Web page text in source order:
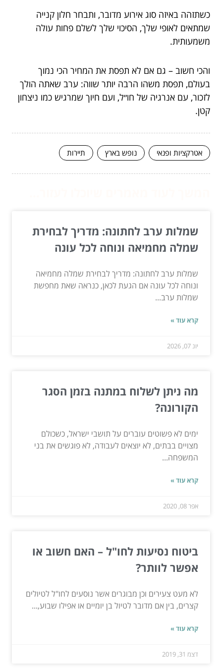
כשתזהה באיזה סוג אירוע מדובר, ותבחר חלון קנייה
שמתאים לאופי שלך, הסיכוי שלך לשלם פחות עולה
משמעותית.
והכי חשוב – גם אם לא תפסת את המחיר הכי נמוך
בעולם, תפסת משהו הרבה יותר שווה: ערב שאתה הולך
לזכור, עם אנרגיה של חו״ל, ועם חיוך שמרגיש כמו ניצחון
קטן.
אטרקציות ופנאי נופש בארץ תיירות
שמלות ערב לחתונה: מדריך לבחירת
שמלה מחמיאה ונוחה לכל עונה
שמלות ערב לחתונה: מדריך לבחירת שמלה מחמיאה
ונוחה לכל עונה אם הגעת לכאן, כנראה שאת מחפשת
שמלות ערב...
קרא עוד »
יונ 07, 2026
מה ניתן לשלוח במתנה בזמן הסגר
הקורונה?
ימים לא פשוטים עוברים על תושבי ישראל, כשכולם
מצויים בבתים, לא יוצאים לעבודה, לא פוגשים את בני
המשפחה...
קרא עוד »
אפר 08, 2020
ביטוח נסיעות לחו"ל – האם חשוב או
אפשר לוותר?
לא מעט צעירים וכן מבוגרים אשר נוסעים לחו"ל לטיולים
קצרים, בין אם מדובר לטיול בן יומיים או אפילו שבוע,...
קרא עוד »
דצמ 31, 2019